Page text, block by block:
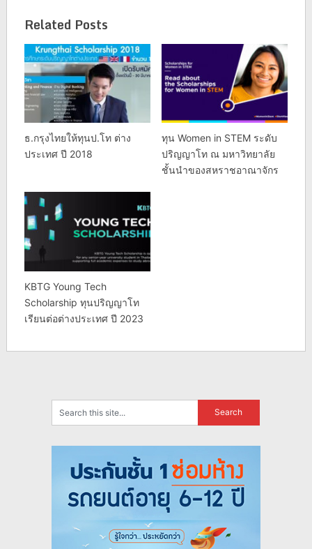
Related Posts
ธ.กรุงไทยให้ทุนป.โท ต่าง
ประเทศ ปี 2018
ทุน Women in STEM ระดับ
ปริญญาโท ณ มหาวิทยาลัย
ชั้นนำของสหราชอาณาจักร
KBTG Young Tech
Scholarship ทุนปริญญาโท
เรียนต่อต่างประเทศ ปี 2023